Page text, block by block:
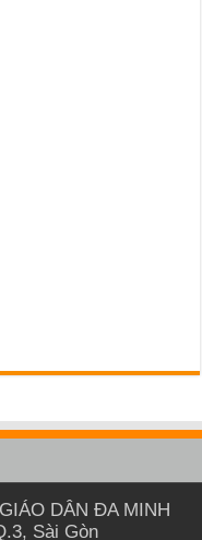
DÂN ĐA MINH
Sài Gòn